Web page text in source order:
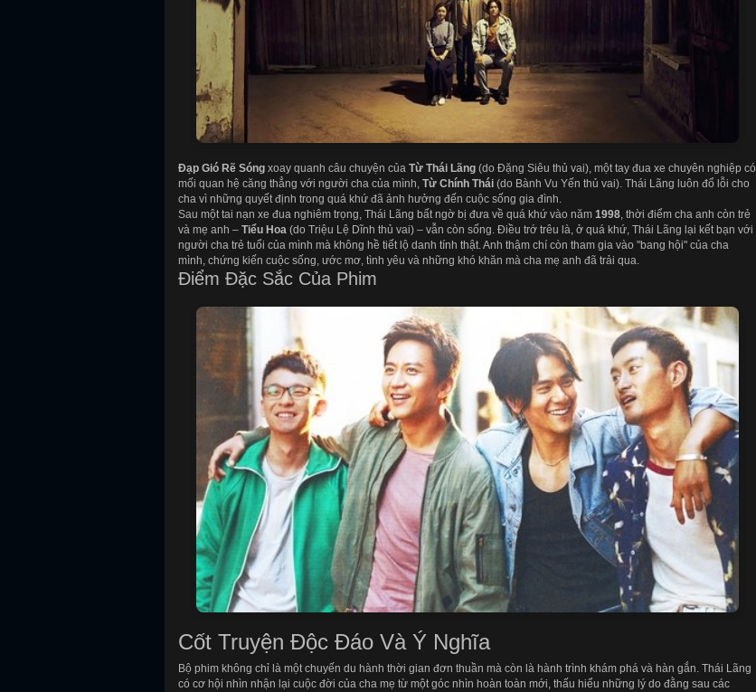
Đạp Gió Rẽ Sóng xoay quanh câu chuyện của Từ Thái Lãng (do Đặng Siêu thủ vai), một tay đua xe chuyên nghiệp có
mối quan hệ căng thẳng với người cha của mình, Từ Chính Thái (do Bành Vu Yến thủ vai). Thái Lãng luôn đổ lỗi cho
cha vì những quyết định trong quá khứ đã ảnh hưởng đến cuộc sống gia đình.
Sau một tai nạn xe đua nghiêm trọng, Thái Lãng bất ngờ bị đưa về quá khứ vào năm 1998 , thời điểm cha anh còn trẻ
và mẹ anh – Tiểu Hoa (do Triệu Lệ Dĩnh thủ vai) – vẫn còn sống. Điều trớ trêu là, ở quá khứ, Thái Lãng lại kết bạn với
người cha trẻ tuổi của mình mà không hề tiết lộ danh tính thật. Anh thậm chí còn tham gia vào "bang hội" của cha
mình, chứng kiến cuộc sống, ước mơ, tình yêu và những khó khăn mà cha mẹ anh đã trải qua.
Điểm Đặc Sắc Của Phim
Cốt Truyện Độc Đáo Và Ý Nghĩa
Bộ phim không chỉ là một chuyến du hành thời gian đơn thuần mà còn là hành trình khám phá và hàn gắn. Thái Lãng
có cơ hội nhìn nhận lại cuộc đời của cha mẹ từ một góc nhìn hoàn toàn mới, thấu hiểu những lý do đằng sau các